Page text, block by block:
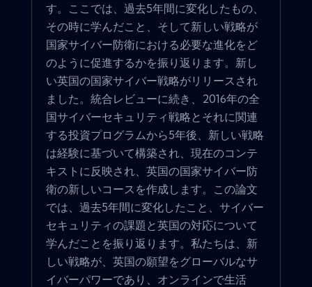
す。ここでは、過去5年間に変化したもの、
その時に学んだこと、そして新しい戦略が
国家サイバー防衛における必要な進化をど
のように促進するかを振り返ります。新し
い英国の国家サイバー戦略がリリースされ
ました。統合レビューに続き、2016年の全
国サイバーセキュリティ戦略とそれに関連
する投資プログラムから5年後、新しい戦略
は経験に基づいて構築され、現在のコンテ
キストに反映され、英国の国家サイバー防
衛の新しいコースを作成します。この論文
では、過去5年間に変化したこと、サイバー
セキュリティの課題と英国の対応について
学んだことを振り返ります。私たちは、新
しい戦略が、英国の願望をグローバルなサ
イバーパワーであり、オンラインで生活